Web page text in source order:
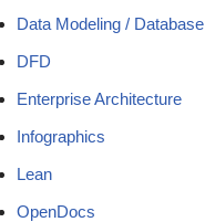
Data Modeling / Database
DFD
Enterprise Architecture
Infographics
Lean
OpenDocs